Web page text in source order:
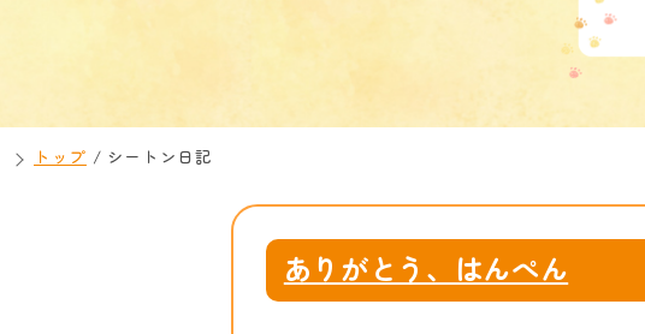
トップ / シートン日記
ありがとう、はんぺん